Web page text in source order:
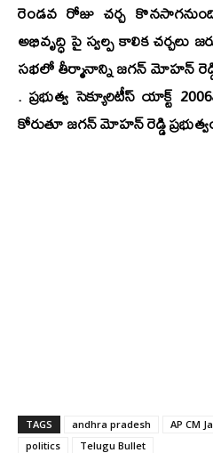
రెండవ రోజు చర్చ
అభివృద్ధి పై స్వల్ప కాలిక చర్చలు
సభలో తీర్మానాన్ని జగన్‌ మోహన్‌ రెడ్డి
. ప్రభుత్వ సెక్యూరిటీస్ యాక్ట్
కోరుతూ జగన్‌ మోహన్‌ రెడ్డి
TAGS andhra pradesh AP CM
politics
Telugu Bullet